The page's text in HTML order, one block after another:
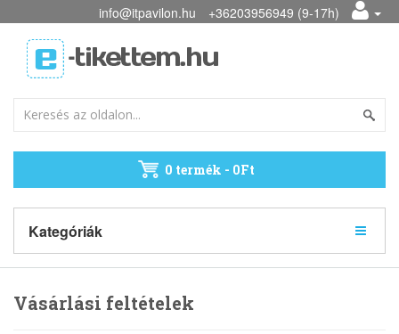
info@itpavilon.hu +36203956949 (9-17h)
0 termék - 0Ft
Kategóriák
Vásárlási feltételek